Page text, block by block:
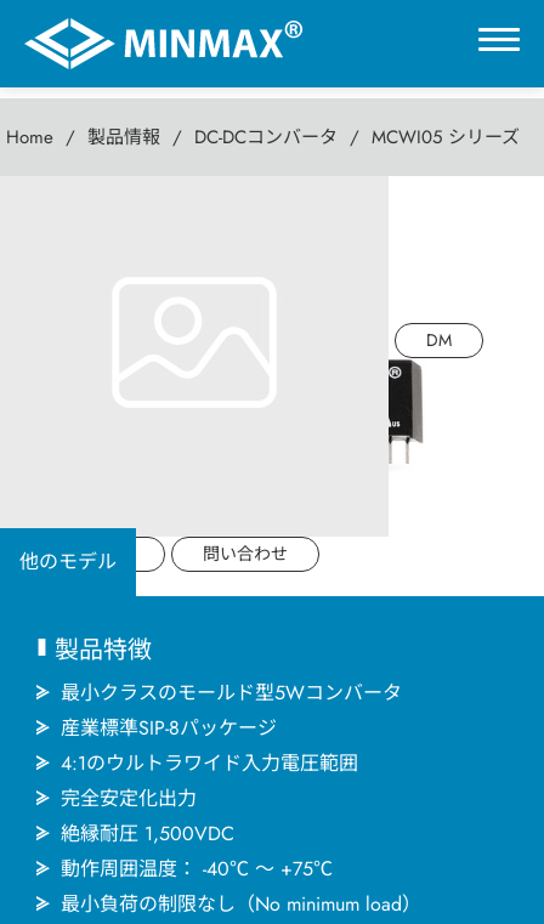
Home 製品情報 DC-DCコンバータ MCWI05 シリーズ
他のモデル
DM
データシート 問い合わせ
製品特徴
最小クラスのモールド型5Wコンバータ
産業標準SIP-8パッケージ
4:1のウルトラワイド入力電圧範囲
完全安定化出力
絶縁耐圧 1,500VDC
動作周囲温度： -40℃ ～ +75℃
最小負荷の制限なし（No minimum load）
0
DC-DCコンバータ
用途分野
会社情報
最新情報
お問い合わせ